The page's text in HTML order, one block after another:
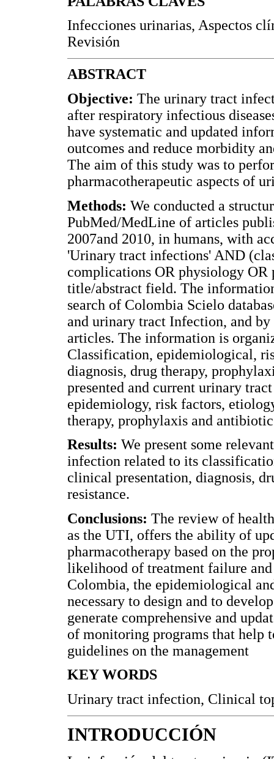
Infecciones urinarias, Aspectos
Revisión
ABSTRACT
Objective: The urinary tract
after respiratory infectious
have systematic and updated
outcomes and reduce morbidity
The aim of this study was to
pharmacotherapeutic aspects of
Methods: We conducted a
PubMed/MedLine of articles
2007and 2010, in humans, with
'Urinary tract infections' AND
complications OR physiology
title/abstract field. The
search of Colombia Scielo
and urinary tract Infection, and
articles. The information is
Classification, epidemiological,
diagnosis, drug therapy,
presented and current urinary
epidemiology, risk factors,
therapy, prophylaxis and
Results: We present some
infection related to its
clinical presentation, diagnosis,
resistance.
Conclusions: The review of
as the UTI, offers the ability of
pharmacotherapy based on the
likelihood of treatment failure
Colombia, the epidemiological
necessary to design and to
generate comprehensive and
of monitoring programs that help
guidelines on the management
KEY WORDS
Urinary tract infection, Clinical
INTRODUCCIÓN